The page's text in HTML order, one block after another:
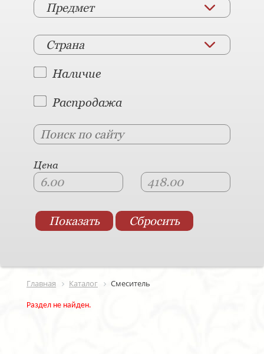
Предмет
Страна
Наличие
Распродажа
Цена
Главная Каталог Смеситель
Раздел не найден.